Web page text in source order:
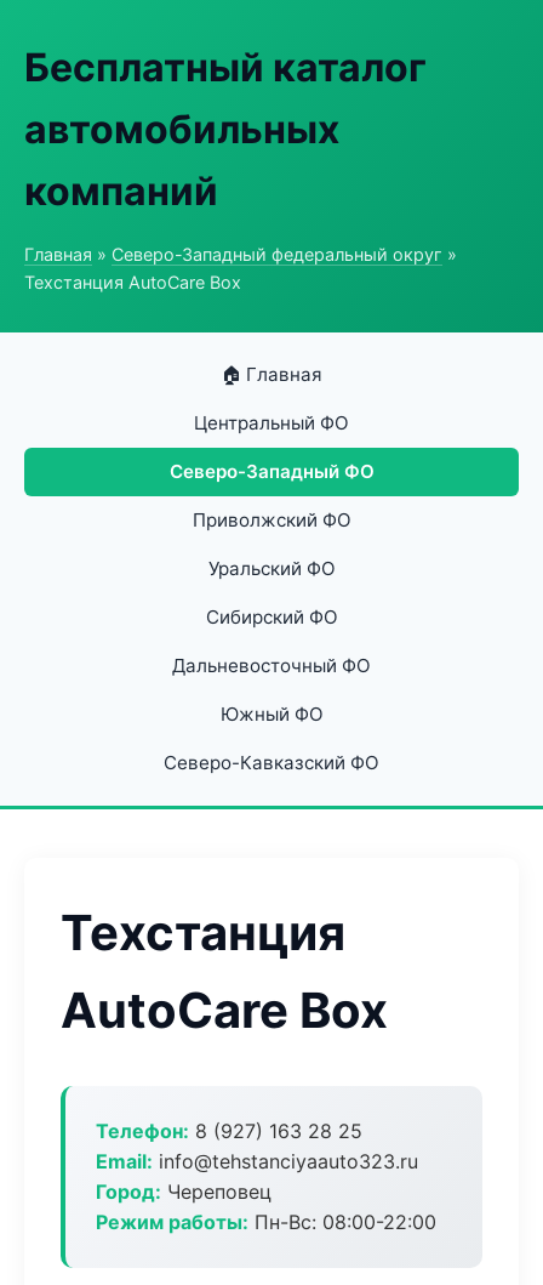
Бесплатный каталог
автомобильных
компаний
Главная » Северо-Западный федеральный округ »
Техстанция AutoCare Box
🏠 Главная
Центральный ФО
Северо-Западный ФО
Приволжский ФО
Уральский ФО
Сибирский ФО
Дальневосточный ФО
Южный ФО
Северо-Кавказский ФО
Техстанция
AutoCare Box
Телефон: 8 (927) 163 28 25
Email: info@tehstanciyaauto323.ru
Город: Череповец
Режим работы: Пн-Вс: 08:00-22:00